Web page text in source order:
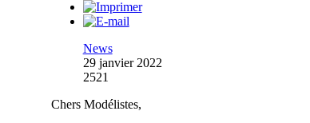
News
29 janvier 2022
2521
Chers Modélistes,